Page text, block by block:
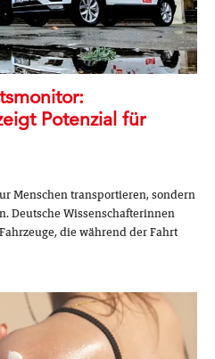
Potenzial für
Menschen transportieren, sondern
Deutsche Wissenschafterinnen
die während der Fahrt